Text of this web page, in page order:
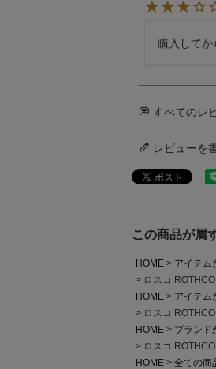
購入してか
すべてのレ
レビューを
この商品が属
HOME アイテム
ロスコ
HOME
アイテム
ロスコ
HOME
ブランド
ロスコ
HOME
全ての商